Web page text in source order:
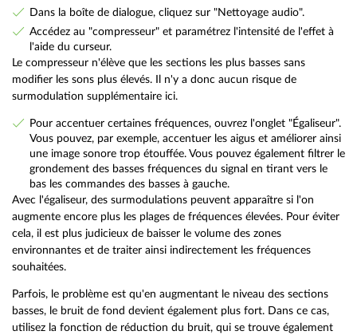
Dans la boîte de dialogue, cliquez sur "Nettoyage audio".
Accédez au "compresseur" et paramétrez l'intensité de l'effet à
l'aide du curseur.
Le compresseur n'élève que les sections les plus basses sans
modifier les sons plus élevés. Il n'y a donc aucun risque de
surmodulation supplémentaire ici.
Pour accentuer certaines fréquences, ouvrez l'onglet "Égaliseur".
Vous pouvez, par exemple, accentuer les aigus et améliorer ainsi
une image sonore trop étouffée. Vous pouvez également filtrer le
grondement des basses fréquences du signal en tirant vers le
bas les commandes des basses à gauche.
Avec l'égaliseur, des surmodulations peuvent apparaître si l'on
augmente encore plus les plages de fréquences élevées. Pour éviter
cela, il est plus judicieux de baisser le volume des zones
environnantes et de traiter ainsi indirectement les fréquences
souhaitées.
Parfois, le problème est qu'en augmentant le niveau des sections
basses, le bruit de fond devient également plus fort. Dans ce cas,
utilisez la fonction de réduction du bruit, qui se trouve également